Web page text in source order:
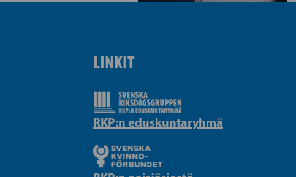
LINKIT
RKP:n eduskuntaryhmä